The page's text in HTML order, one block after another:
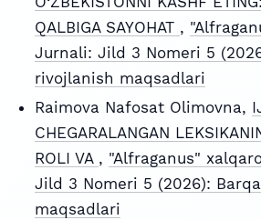
QALBIGA SAYOHAT ,
Jurnali: Jild 3 Nomeri 5
rivojlanish maqsadlari
Raimova Nafosat Olimovna,
CHEGARALANGAN
ROLI VA , "Alfraganus"
Jild 3 Nomeri 5 (2026):
maqsadlari